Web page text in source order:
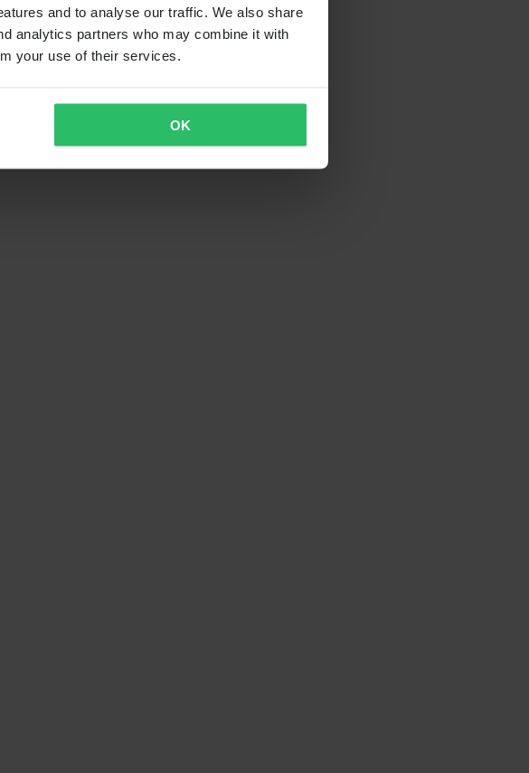
and to analyse our traffic. We also share
analytics partners who may combine it with
your use of their services.
OK